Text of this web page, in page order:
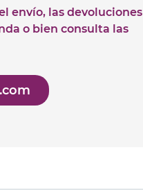
envío, las devoluciones
o bien consulta las